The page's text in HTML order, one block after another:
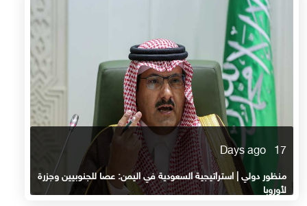
17 Days ago
منظور دولي | استراتيجية السعودية في اليمن: عصا للجنوبيين وجزرة
لأوروبا